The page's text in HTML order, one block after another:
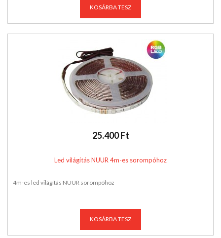
KOSÁRBA TESZ
25.400 Ft
Led világítás NUUR 4m-es sorompóhoz
4m-es led világítás NUUR sorompóhoz
KOSÁRBA TESZ